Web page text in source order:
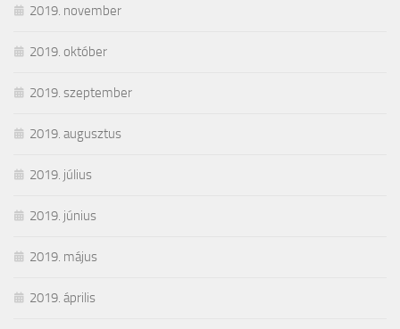
2019. november
2019. október
2019. szeptember
2019. augusztus
2019. július
2019. június
2019. május
2019. április